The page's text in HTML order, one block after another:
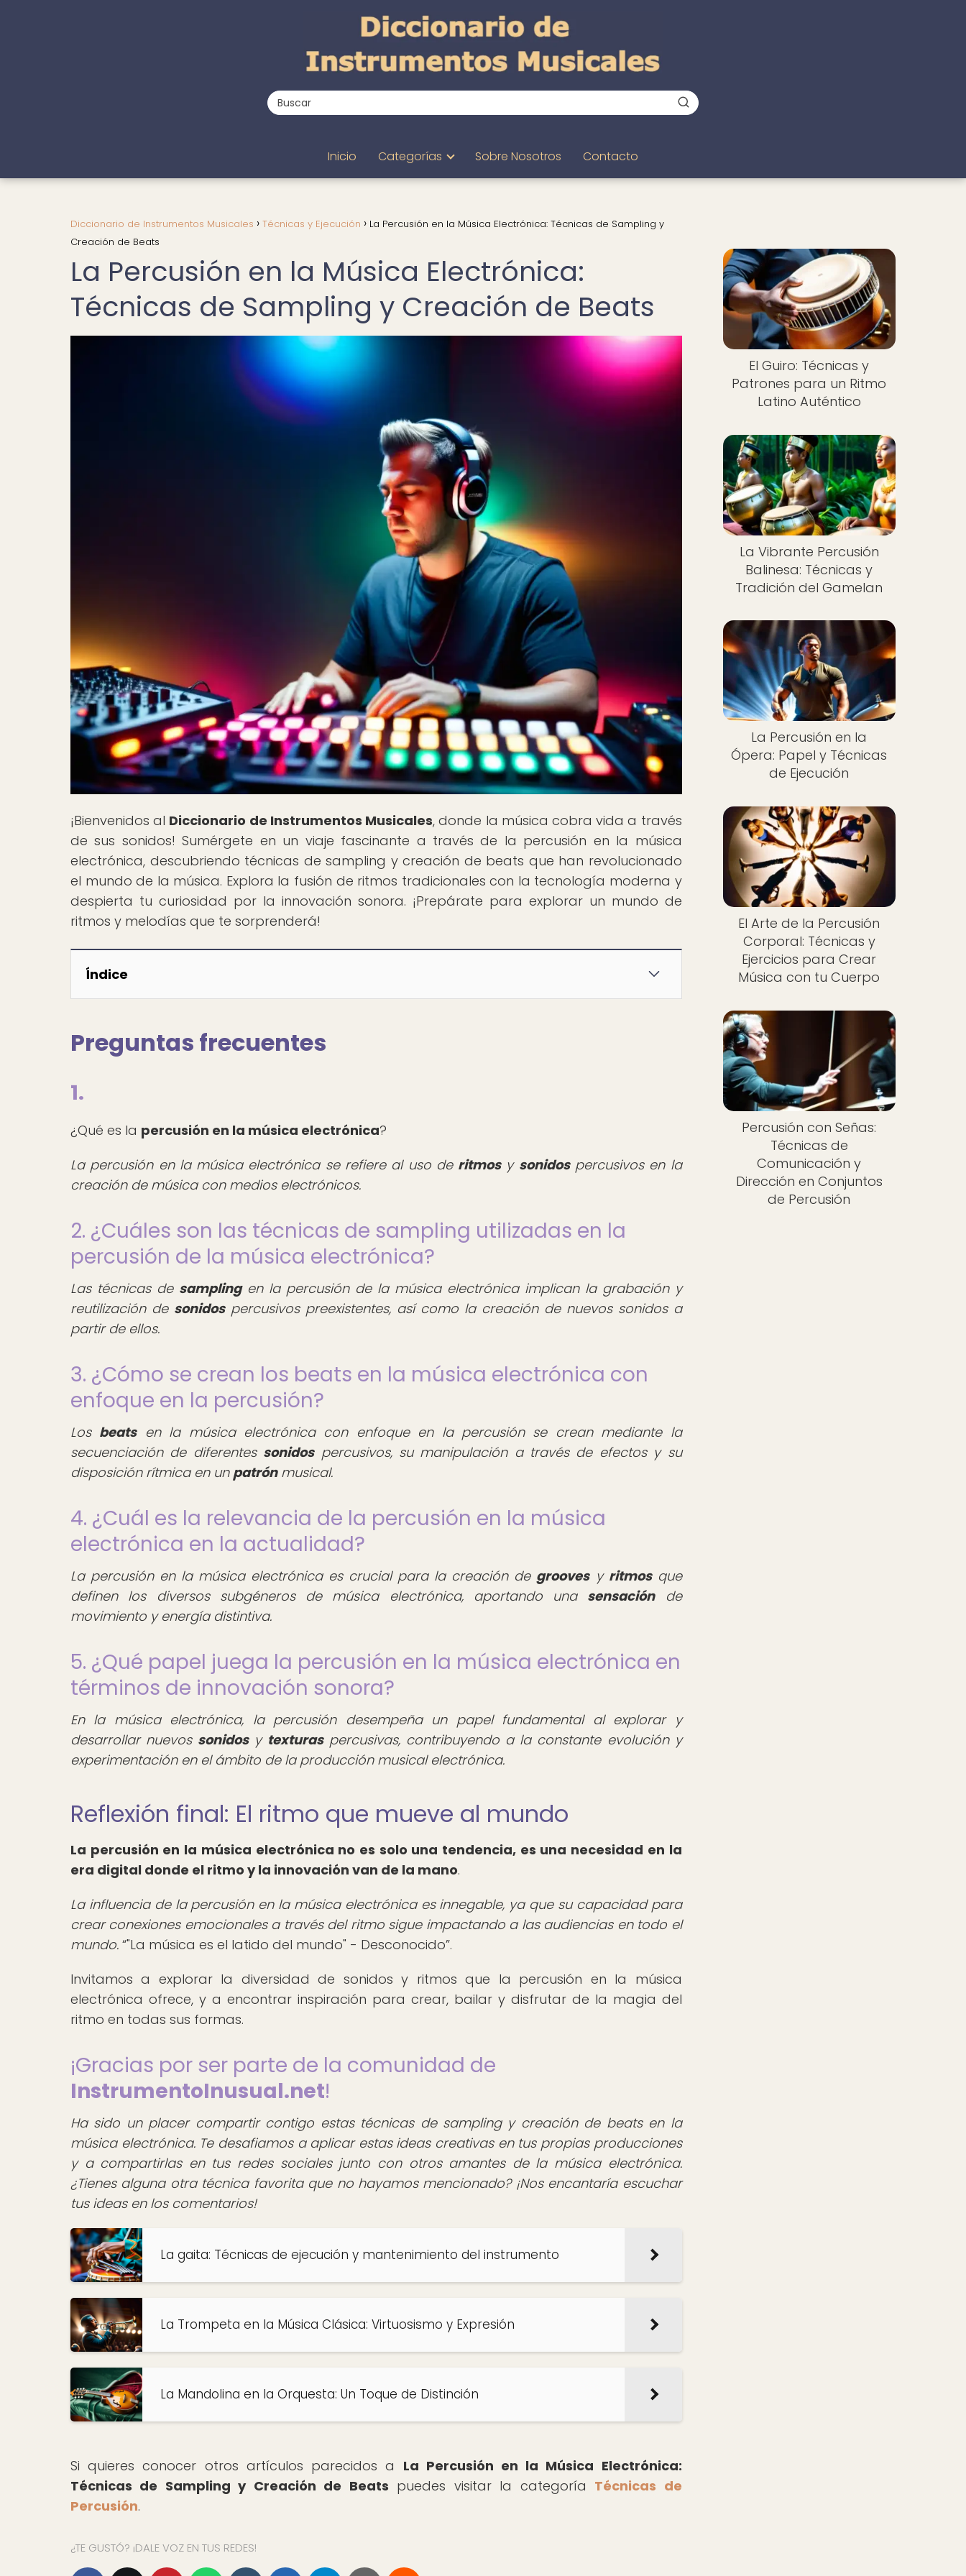
Inicio Categorías Sobre Nosotros Contacto
Diccionario de Instrumentos Musicales Técnicas y Ejecución
La Percusión en la Música Electrónica: Técnicas de Sampling y
Creación de Beats
La Percusión en la Música Electrónica:
Técnicas de Sampling y Creación de Beats
¡Bienvenidos al Diccionario de Instrumentos Musicales, donde la música cobra vida a través
de sus sonidos! Sumérgete en un viaje fascinante a través de la percusión en la música
electrónica, descubriendo técnicas de sampling y creación de beats que han revolucionado
el mundo de la música. Explora la fusión de ritmos tradicionales con la tecnología moderna y
despierta tu curiosidad por la innovación sonora. ¡Prepárate para explorar un mundo de
ritmos y melodías que te sorprenderá!
Índice
Preguntas frecuentes
1.
¿Qué es la percusión en la música electrónica?
La percusión en la música electrónica se refiere al uso de ritmosy sonidospercusivos en la
creación de música con medios electrónicos.
2. ¿Cuáles son las técnicas de sampling utilizadas en la
percusión de la música electrónica?
Las técnicas de samplingen la percusión de la música electrónica implican la grabación y
reutilización de sonidospercusivos preexistentes, así como la creación de nuevos sonidos a
partir de ellos.
3. ¿Cómo se crean los beats en la música electrónica con
enfoque en la percusión?
Los beatsen la música electrónica con enfoque en la percusión se crean mediante la
secuenciación de diferentes sonidospercusivos, su manipulación a través de efectos y su
disposición rítmica en un patrónmusical.
4. ¿Cuál es la relevancia de la percusión en la música
electrónica en la actualidad?
La percusión en la música electrónica es crucial para la creación de groovesy ritmosque
definen los diversos subgéneros de música electrónica, aportando una sensaciónde
movimiento y energía distintiva.
5. ¿Qué papel juega la percusión en la música electrónica en
términos de innovación sonora?
En la música electrónica, la percusión desempeña un papel fundamental al explorar y
desarrollar nuevos sonidosy texturaspercusivas, contribuyendo a la constante evolución y
experimentación en el ámbito de la producción musical electrónica.
Reflexión final: El ritmo que mueve al mundo
La percusión en la música electrónica no es solo una tendencia, es una necesidad en la
era digital donde el ritmo y la innovación van de la mano.
La influencia de la percusión en la música electrónica es innegable, ya que su capacidad para
crear conexiones emocionales a través del ritmo sigue impactando a las audiencias en todo el
mundo. "La música es el latido del mundo" - Desconocido .
Invitamos a explorar la diversidad de sonidos y ritmos que la percusión en la música
electrónica ofrece, y a encontrar inspiración para crear, bailar y disfrutar de la magia del
ritmo en todas sus formas.
¡Gracias por ser parte de la comunidad de
InstrumentoInusual.net!
Ha sido un placer compartir contigo estas técnicas de sampling y creación de beats en la
música electrónica. Te desafiamos a aplicar estas ideas creativas en tus propias producciones
y a compartirlas en tus redes sociales junto con otros amantes de la música electrónica.
¿Tienes alguna otra técnica favorita que no hayamos mencionado? ¡Nos encantaría escuchar
tus ideas en los comentarios!
La gaita: Técnicas de ejecución y mantenimiento del instrumento
La Trompeta en la Música Clásica: Virtuosismo y Expresión
La Mandolina en la Orquesta: Un Toque de Distinción
Si quieres conocer otros artículos parecidos a La Percusión en la Música Electrónica:
Técnicas de Sampling y Creación de Beats puedes visitar la categoría Técnicas de
Percusión.
¿TE GUSTÓ? ¡DALE VOZ EN TUS REDES!
El Guiro: Técnicas y
Patrones para un Ritmo
Latino Auténtico
La Vibrante Percusión
Balinesa: Técnicas y
Tradición del Gamelan
La Percusión en la
Ópera: Papel y Técnicas
de Ejecución
El Arte de la Percusión
Corporal: Técnicas y
Ejercicios para Crear
Música con tu Cuerpo
Percusión con Señas:
Técnicas de
Comunicación y
Dirección en Conjuntos
de Percusión